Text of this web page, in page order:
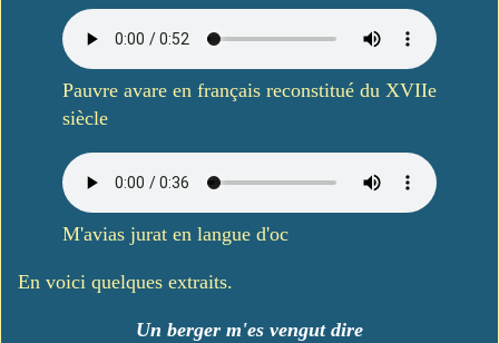
Pauvre avare en français reconstitué du XVIIe
siècle
M'avias jurat en langue d'oc
En voici quelques extraits.
Un berger m'es vengut dire